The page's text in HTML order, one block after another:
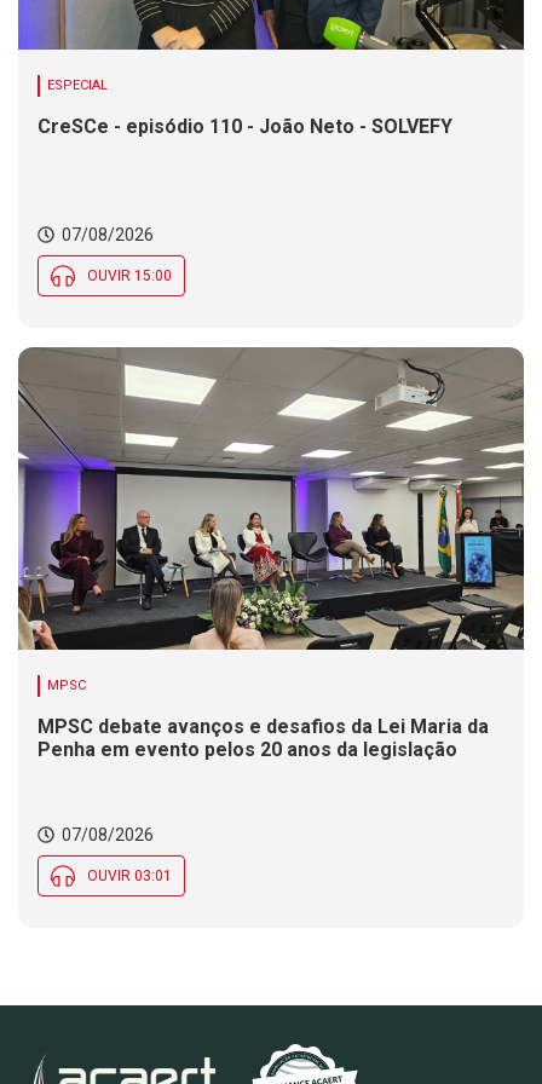
ESPECIAL
CreSCe - episódio 110 - João Neto - SOLVEFY
07/08/2026
OUVIR 15:00
MPSC
MPSC debate avanços e desafios da Lei Maria da
Penha em evento pelos 20 anos da legislação
07/08/2026
OUVIR 03:01